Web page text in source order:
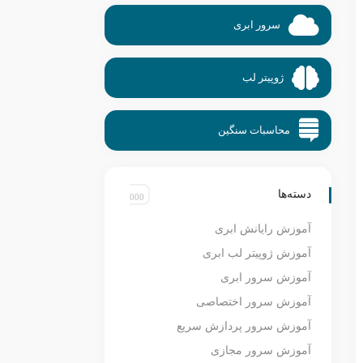
سرور ابری
ژوپیتر لب
محاسبات سنگین
دسته‌ها
آموزش رایانش ابری
آموزش ژوپیتر لب ابری
آموزش سرور ابری
آموزش سرور اختصاصی
آموزش سرور پردازش سریع
آموزش سرور مجازی